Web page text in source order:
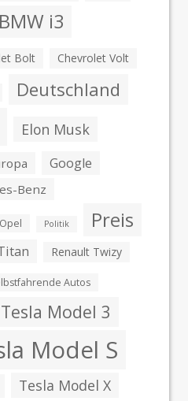
BMW i3
Bolt Chevrolet Volt
Deutschland
Elon Musk
Google
Benz
Opel Politik Preis
Renault Twizy
Autos
Tesla Model 3
Model S
Tesla Model X